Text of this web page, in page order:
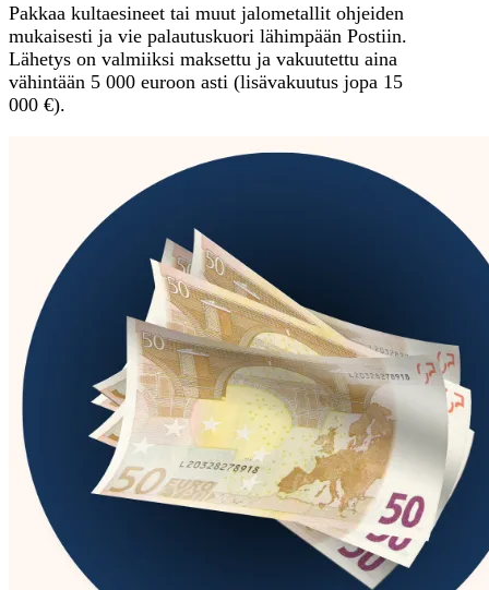
Pakkaa kultaesineet tai muut jalometallit ohjeiden
mukaisesti ja vie palautuskuori lähimpään Postiin.
Lähetys on valmiiksi maksettu ja vakuutettu aina
vähintään 5 000 euroon asti (lisävakuutus jopa 15
000 €).